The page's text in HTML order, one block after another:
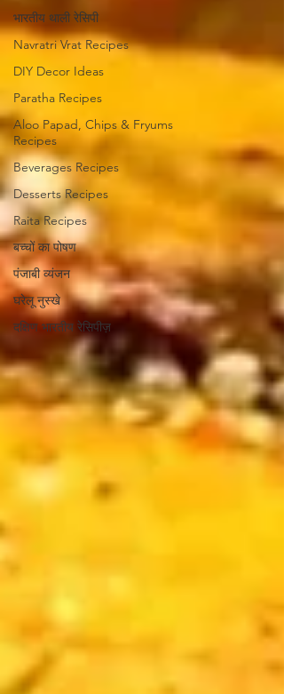
भारतीय थाली रेसिपी
Navratri Vrat Recipes
DIY Decor Ideas
Paratha Recipes
Aloo Papad, Chips & Fryums
Recipes
Beverages Recipes
Desserts Recipes
Raita Recipes
बच्चों का पोषण
पंजाबी व्यंजन
घरेलू नुस्खे
दक्षिण भारतीय रेसिपीज़